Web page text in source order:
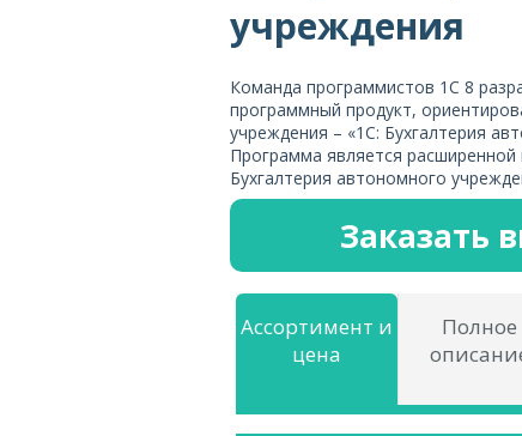
учреждения
Команда программистов 1С 8
программный продукт,
учреждения – «1С: Бухгалтерия
Программа является расширенной
Бухгалтерия автономного
Заказать
Ассортимент и
цена
Полное